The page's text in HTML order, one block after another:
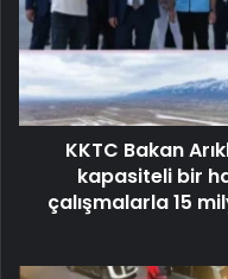
KKTC Bakan
kapasiteli bir
çalışmalarla 15